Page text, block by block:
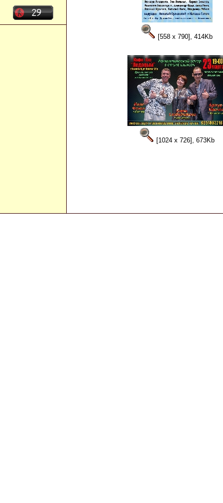
[558 x 790], 414Kb
[1024 x 726], 673Kb